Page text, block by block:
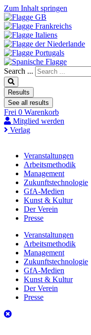
Zum Inhalt springen
Search ...
Results
See all results
Frei 0 Warenkorb
Mitglied werden
Verlag
Veranstaltungen
Arbeitsmethodik
Management
Zukunftstechnologie
GfA-Medien
Kunst & Kultur
Der Verein
Presse
Veranstaltungen
Arbeitsmethodik
Management
Zukunftstechnologie
GfA-Medien
Kunst & Kultur
Der Verein
Presse